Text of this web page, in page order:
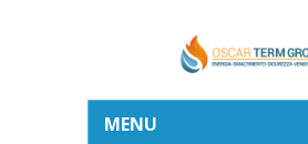
MENU